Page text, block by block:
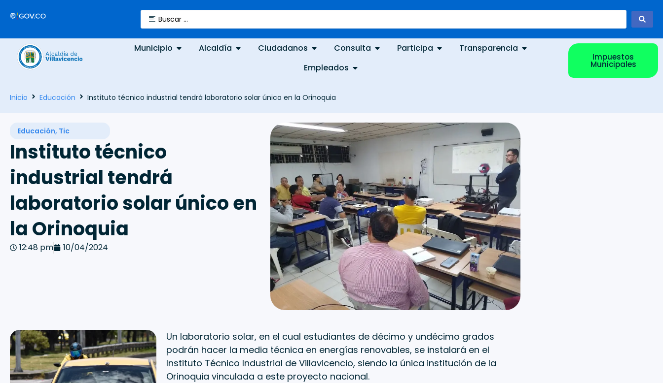
Municipio Alcaldía Ciudadanos Consulta Participa
Transparencia
Empleados
Impuestos
Municipales
Inicio Educación Instituto técnico industrial tendrá laboratorio solar único en la Orinoquia
Educación, Tic
Instituto técnico
industrial tendrá
laboratorio solar único en
la Orinoquia
12:48 pm 10/04/2024
Un laboratorio solar, en el cual estudiantes de décimo y undécimo grados
podrán hacer la media técnica en energías renovables, se instalará en el
Instituto Técnico Industrial de Villavicencio, siendo la única institución de la
Orinoquia vinculada a este proyecto nacional.